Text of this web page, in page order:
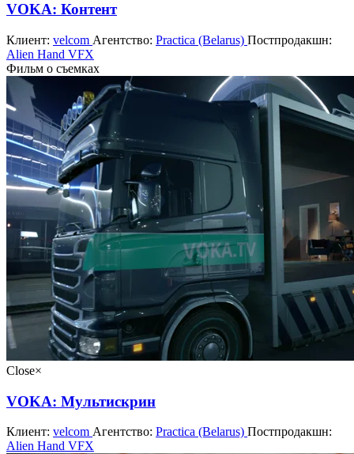
VOKA: Контент
Клиент: velcom Агентство: Practica (Belarus) Постпродакшн:
Alien Hand VFX
Фильм о съeмках
Close×
VOKA: Мультискрин
Клиент: velcom Агентство: Practica (Belarus) Постпродакшн:
Alien Hand VFX